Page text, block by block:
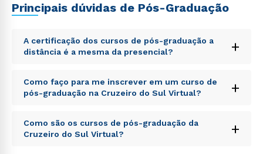
Principais dúvidas de Pós-Graduação
A certificação dos cursos de pós-graduação a
distância é a mesma da presencial?
+
Sed ut perspiciatis unde omnis iste natus error sit
voluptatem accusantium doloremque laudantium,
totam rem aperiam, eaque ipsa quae ab illo inventore
explicabo. Nemo enim ipsam voluptatem quia
voluptas sit aspernatur aut odit aut fugit, sed quia
Como faço para me inscrever em um curso de
pós-graduação na Cruzeiro do Sul Virtual?
+
Sed ut perspiciatis unde omnis iste natus error sit
voluptatem accusantium doloremque laudantium,
Como são os cursos de pós-graduação da
Cruzeiro do Sul Virtual?
+